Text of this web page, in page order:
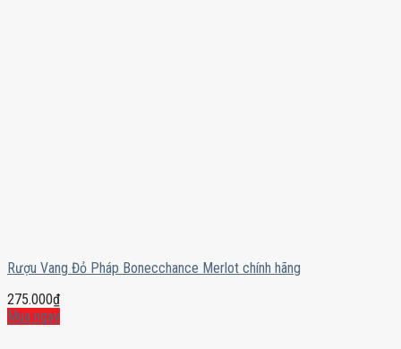
Rượu Vang Đỏ Pháp Bonecchance Merlot chính hãng
275.000₫
Mua ngay